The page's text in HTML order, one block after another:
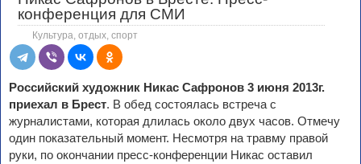
конференция для СМИ
Культура, отдых, спорт
Российский художник Никас Сафронов 3 июня 2013г.
приехал в Брест. В обед состоялась встреча с
журналистами, которая длилась около двух часов. Отмечу
один показательный момент. Несмотря на травму правой
руки, по окончании пресс-конференции Никас оставил